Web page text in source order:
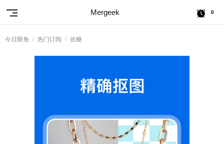
Mergeek 0
今日限免 热门订阅 佐糖